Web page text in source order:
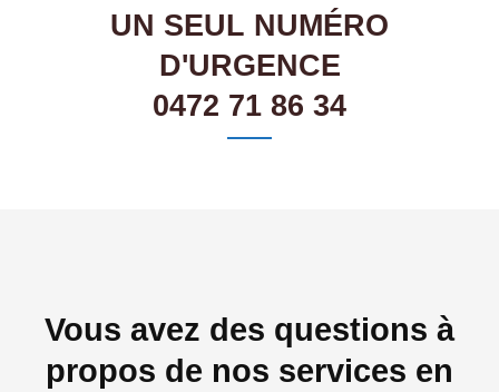
UN SEUL NUMÉRO
D'URGENCE
0472 71 86 34
Vous avez des questions à
propos de nos services en